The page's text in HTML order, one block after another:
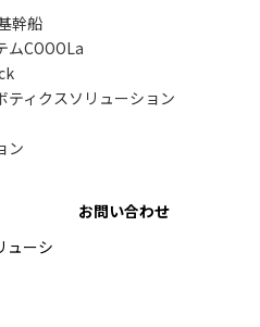
幹船
ムCOOOLa
ティクスソリューション
ン
ューシ
お問い合わせ